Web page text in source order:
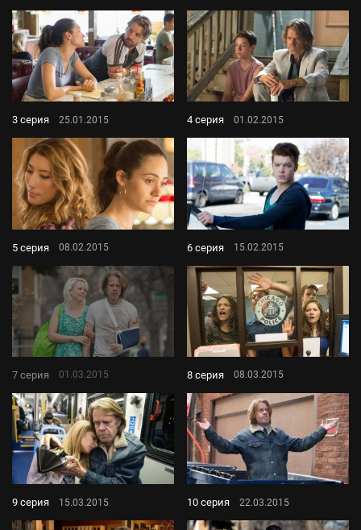
3 серия 25.01.2015 4 серия 01.02.2015
5 серия 08.02.2015 6 серия 15.02.2015
7 серия 01.03.2015 8 серия 08.03.2015
9 серия 15.03.2015 10 серия 22.03.2015